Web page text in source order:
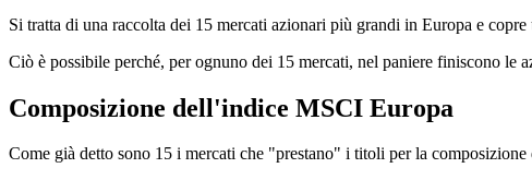
Si tratta di una raccolta dei 15 mercati azionari più grandi in Europa e
Ciò è possibile perché, per ognuno dei 15 mercati, nel paniere finiscono le
Composizione dell'indice MSCI Europa
Come già detto sono 15 i mercati che "prestano" i titoli per la